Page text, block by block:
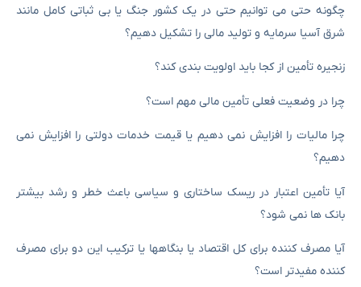
چگونه حتی می توانیم حتی در یک کشور جنگ یا بی ثباتی کامل مانند
شرق آسیا سرمایه و تولید مالی را تشکیل دهیم؟
زنجیره تأمین از کجا باید اولویت بندی کند؟
چرا در وضعیت فعلی تأمین مالی مهم است؟
چرا مالیات را افزایش نمی دهیم یا قیمت خدمات دولتی را افزایش نمی
دهیم؟
آیا تأمین اعتبار در ریسک ساختاری و سیاسی باعث خطر و رشد بیشتر
بانک ها نمی شود؟
آیا مصرف کننده برای کل اقتصاد یا بنگاهها یا ترکیب این دو برای مصرف
کننده مفیدتر است؟